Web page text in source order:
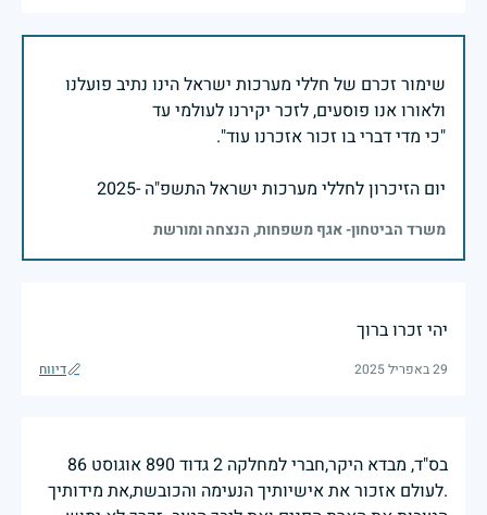
שימור זכרם של חללי מערכות ישראל הינו נתיב פועלנו
יום הזיכרון לחללי מערכות ישראל התשפ"ה -2025
משרד הביטחון- אגף משפחות, הנצחה ומורשת
יהי זכרו ברוך
29 באפריל 2025 דיווח
בס"ד, מבדא היקר,חברי למחלקה 2 גדוד 890 אוגוסט 86
.לעולם אזכור את אישיותיך הנעימה והכובשת,את מידותיך